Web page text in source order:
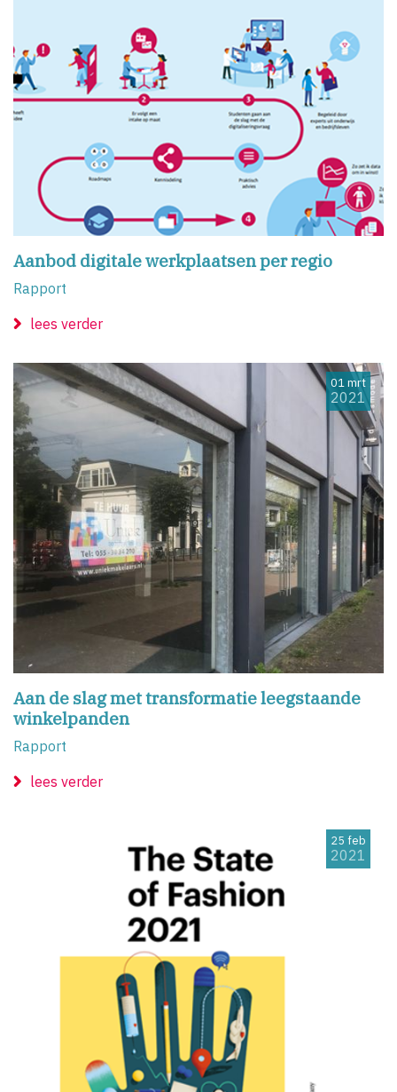
Aanbod digitale werkplaatsen per regio
Rapport
lees verder
Aan de slag met transformatie leegstaande
winkelpanden
Rapport
01 mrt
2021
lees verder
25 feb
2021